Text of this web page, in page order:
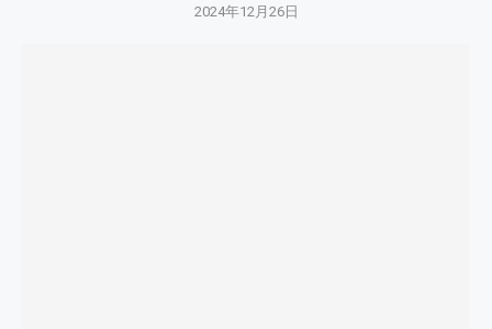
2024年12月26日